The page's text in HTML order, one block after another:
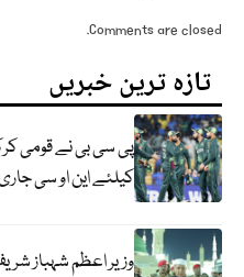
Comments are closed.
تازہ ترین خبریں
پی سی بی نے قومی
کیلئے این او سی
وزیر اعظم شہباز